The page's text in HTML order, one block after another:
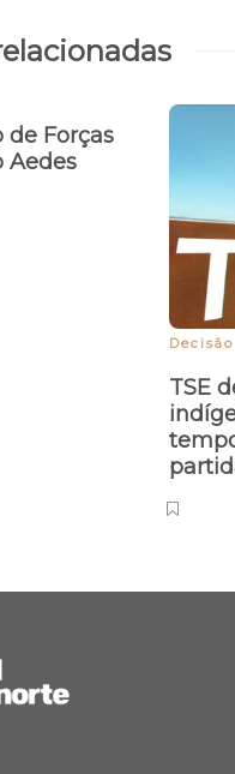
de Forças
Aedes
Decisão
TSE